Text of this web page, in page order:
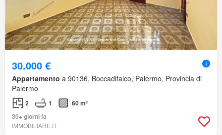
30.000 €
Appartamento a 90136, Boccadifalco, Palermo, Provincia di
Palermo
2 1
60 m²
30+ giorni fa
IMMOBILIARE.IT